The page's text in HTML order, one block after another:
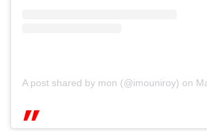
A post shared by mon (@imouniroy) on